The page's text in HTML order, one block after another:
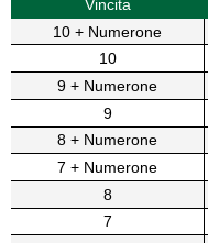
Vincita
10 + Numerone
10
9 + Numerone
9
8 + Numerone
7 + Numerone
8
7